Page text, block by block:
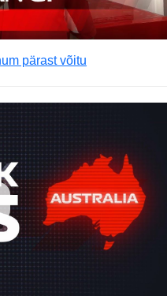
pärast võitu